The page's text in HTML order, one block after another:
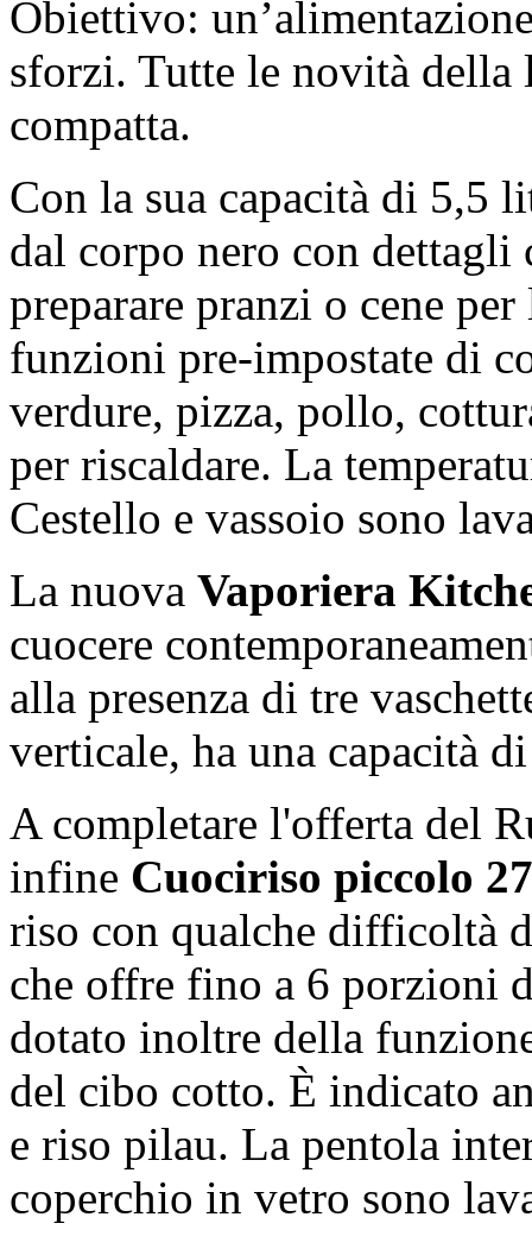
Obiettivo:
sforzi. Tutte le novità della
compatta.
Con la sua capacità di 5,5
dal corpo nero con dettagli
preparare pranzi o cene
funzioni pre-impostate di
verdure, pizza, pollo,
per riscaldare. La
Cestello e vassoio sono
La nuova Vaporiera
cuocere
alla presenza di tre
verticale, ha una capacità
A completare l'offerta del
infine Cuociriso piccolo
riso con qualche difficoltà
che offre fino a 6 porzioni
dotato inoltre della
del cibo cotto. È indicato
e riso pilau. La pentola
coperchio in vetro sono